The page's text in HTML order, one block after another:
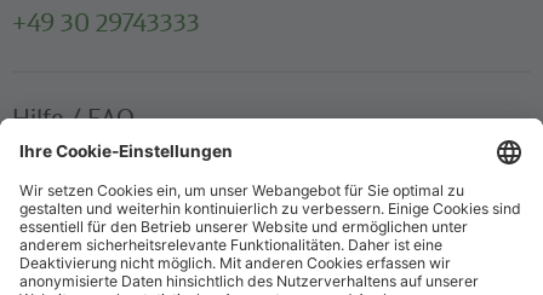
+49 30 29743333
Hilfe / FAQ
Die wichtigsten Antworten und Hilfestellungen für unterwegs
Verkaufsstellen
Ticketverkauf und persönliche Beratung